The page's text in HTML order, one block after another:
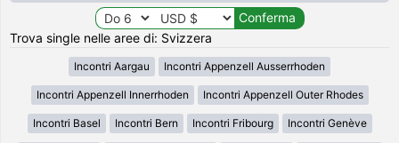
Trova single nelle aree di: Svizzera
Incontri Aargau Incontri Appenzell Ausserrhoden
Incontri Appenzell Innerrhoden Incontri Appenzell Outer Rhodes
Incontri Basel Incontri Bern Incontri Fribourg Incontri Genève